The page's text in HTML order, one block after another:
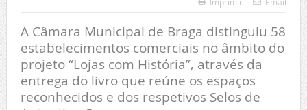
A Câmara Municipal de Braga distinguiu 58
estabelecimentos comerciais no âmbito do
projeto “Lojas com História”, através da
entrega do livro que reúne os espaços
reconhecidos e dos respetivos Selos de